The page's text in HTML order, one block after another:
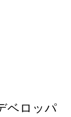
ベロッパ